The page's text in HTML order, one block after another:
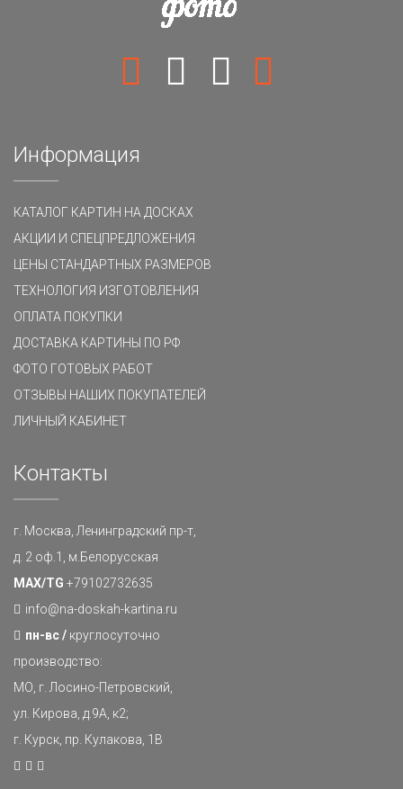
Информация
КАТАЛОГ КАРТИН НА ДОСКАХ
АКЦИИ И СПЕЦПРЕДЛОЖЕНИЯ
ЦЕНЫ СТАНДАРТНЫХ РАЗМЕРОВ
ТЕХНОЛОГИЯ ИЗГОТОВЛЕНИЯ
ОПЛАТА ПОКУПКИ
ДОСТАВКА КАРТИНЫ ПО РФ
ФОТО ГОТОВЫХ РАБОТ
ОТЗЫВЫ НАШИХ ПОКУПАТЕЛЕЙ
ЛИЧНЫЙ КАБИНЕТ
Контакты
г. Москва, Ленинградский пр-т,
д. 2 оф.1, м.Белорусская
MAX/TG +79102732635
info@na-doskah-kartina.ru
пн-вс / круглосуточно
производство:
МО, г. Лосино-Петровский,
ул. Кирова, д.9А, к2;
г. Курск, пр. Кулакова, 1В